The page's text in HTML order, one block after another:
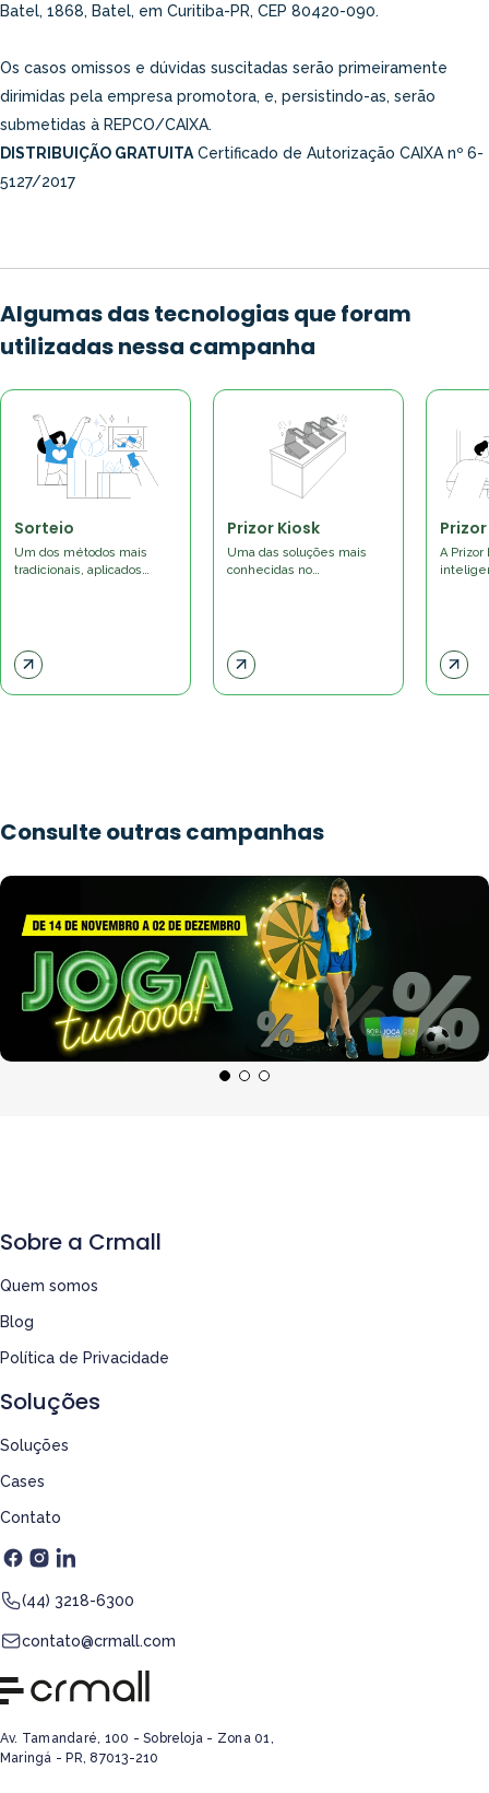
Batel, 1868, Batel, em Curitiba-PR, CEP 80420-090.
Os casos omissos e dúvidas suscitadas serão primeiramente
dirimidas pela empresa promotora, e, persistindo-as, serão
submetidas à REPCO/CAIXA.
DISTRIBUIÇÃO GRATUITA Certificado de Autorização CAIXA nº 6-
5127/2017
Algumas das tecnologias que foram
utilizadas nessa campanha
Sorteio
Um dos métodos mais
tradicionais, aplicados…
Prizor Kiosk
Uma das soluções mais
conhecidas no…
Prizor
A
Consulte outras campanhas
Av. Tamandaré, 100 - Sobreloja - Zona 01,
Maringá - PR, 87013-210
Soluções
Soluções
Cases
Contato
Sobre a Crmall
Quem somos
Blog
Política de Privacidade
(44) 3218-6300
contato@crmall.com